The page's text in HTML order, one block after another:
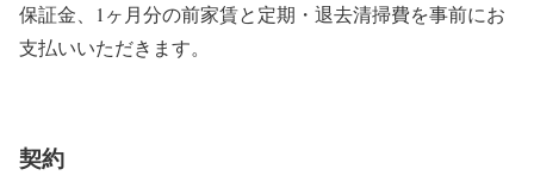
保証金、1ヶ月分の前家賃と定期・退去清掃費を事前にお
支払いいただきます。
契約